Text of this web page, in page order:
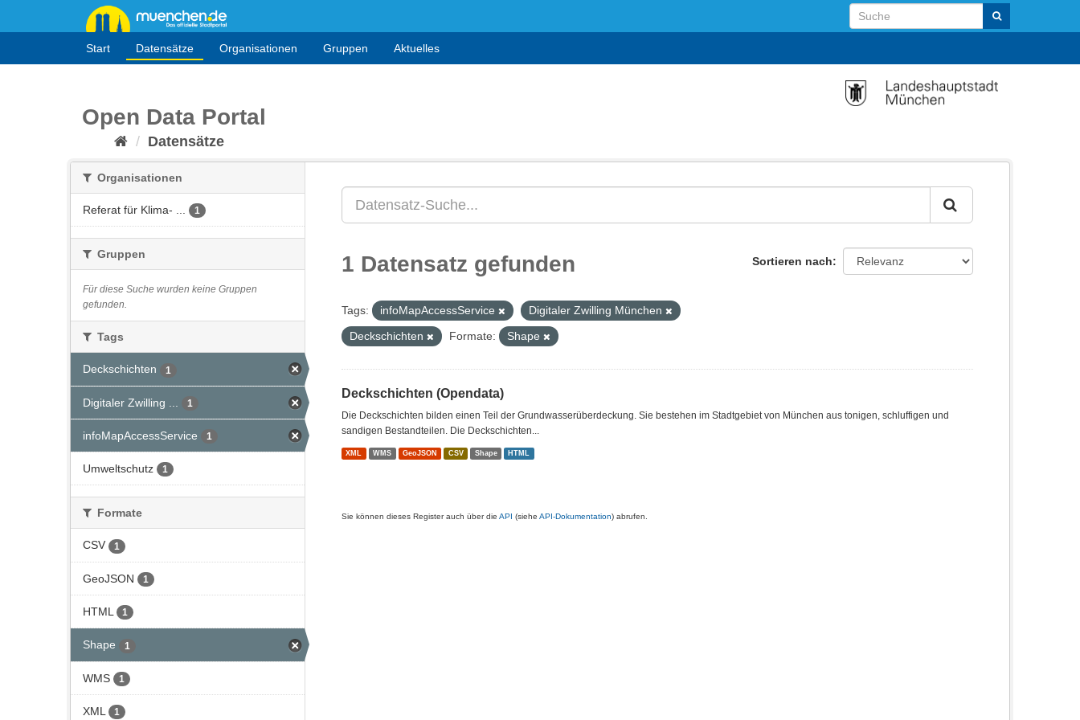
Start Datensätze Organisationen Gruppen Aktuelles
Open Data Portal
Datensätze
Organisationen
Referat für Klima- ... 1
Gruppen
Für diese Suche wurden keine Gruppen
gefunden.
Tags
Deckschichten 1
Digitaler Zwilling ... 1
infoMapAccessService 1
Umweltschutz 1
Formate
CSV 1
GeoJSON 1
HTML 1
Shape 1
WMS 1
XML 1
Sortieren nach
1 Datensatz gefunden
Tags: infoMapAccessService
Digitaler Zwilling München
Deckschichten
Formate: Shape
Deckschichten (Opendata)
Die Deckschichten bilden einen Teil der Grundwasserüberdeckung. Sie bestehen im Stadtgebiet von München aus tonigen, schluffigen und
sandigen Bestandteilen. Die Deckschichten...
XML WMS GeoJSON CSV Shape HTML
Sie können dieses Register auch über die API (siehe API-Dokumentation) abrufen.